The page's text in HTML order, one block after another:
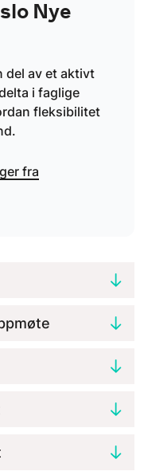
Nye
del av et aktivt
i faglige
fleksibilitet
fra